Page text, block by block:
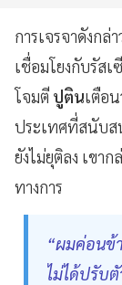
การเจรจาดังก
เชื่อมโยงกับรัสเ
โจมตี ปูตินเตือ
ประเทศที่สนับส
ยังไม่ยุติลง เขา
ทางการ
“ผมค่อนข้
ไม่ได้ปรับ